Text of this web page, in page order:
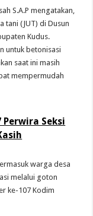
S.A.P mengatakan,
tani (JUT) di Dusun
Kudus.
untuk betonisasi
saat ini masih
mempermudah
Perwira Seksi
warga desa
melalui goton
ke-107 Kodim